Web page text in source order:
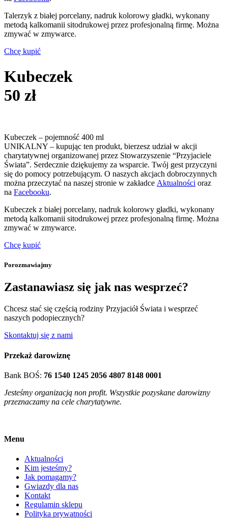
Talerzyk z białej porcelany, nadruk kolorowy gładki, wykonany
metodą kalkomanii sitodrukowej przez profesjonalną firmę. Można
zmywać w zmywarce.
Chcę kupić
Kubeczek
50 zł
Kubeczek – pojemność 400 ml
UNIKALNY – kupując ten produkt, bierzesz udział w akcji
charytatywnej organizowanej przez Stowarzyszenie “Przyjaciele
Świata”. Serdecznie dziękujemy za wsparcie. Twój gest przyczyni
się do pomocy potrzebującym. O naszych akcjach dobroczynnych
można przeczytać na naszej stronie w zakładce Aktualności oraz
na Facebooku.
Kubeczek z białej porcelany, nadruk kolorowy gładki, wykonany
metodą kalkomanii sitodrukowej przez profesjonalną firmę. Można
zmywać w zmywarce.
Chcę kupić
Porozmawiajmy
Zastanawiasz się jak nas wesprzeć?
Chcesz stać się częścią rodziny Przyjaciół Świata i wesprzeć
naszych podopiecznych?
Skontaktuj się z nami
Przekaż darowiznę
Bank BOŚ: 76 1540 1245 2056 4807 8148 0001
Jesteśmy organizacją non profit. Wszystkie pozyskane darowizny
przeznaczamy na cele charytatywne.
Menu
Aktualności
Kim jesteśmy?
Jak pomagamy?
Gwiazdy dla nas
Kontakt
Regulamin sklepu
Polityka prywatności